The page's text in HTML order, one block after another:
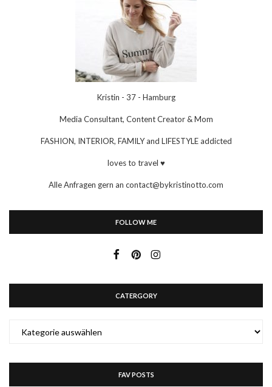
Kristin - 37 - Hamburg
Media Consultant, Content Creator & Mom
FASHION, INTERIOR, FAMILY and LIFESTYLE addicted
loves to travel ♥
Alle Anfragen gern an contact@bykristinotto.com
FOLLOW ME
CATERGORY
FAV POSTS